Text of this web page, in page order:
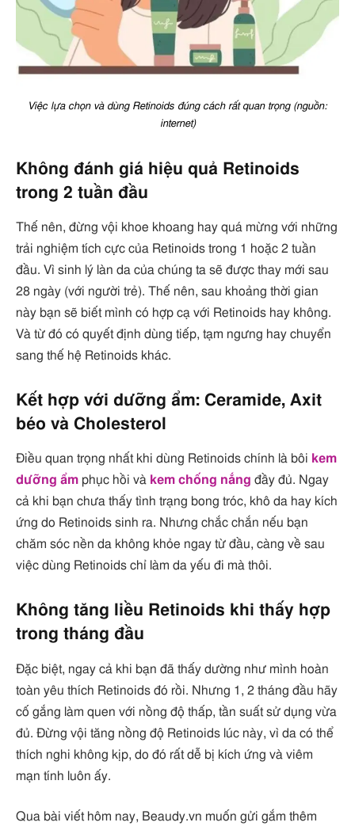
Việc lựa chọn và dùng Retinoids đúng cách rất quan trọng (nguồn:
internet)
Không đánh giá hiệu quả Retinoids
trong 2 tuần đầu
Thế nên, đừng vội khoe khoang hay quá mừng với những
trải nghiệm tích cực của Retinoids trong 1 hoặc 2 tuần
đầu. Vì sinh lý làn da của chúng ta sẽ được thay mới sau
28 ngày (với người trẻ). Thế nên, sau khoảng thời gian
này bạn sẽ biết mình có hợp cạ với Retinoids hay không.
Và từ đó có quyết định dùng tiếp, tạm ngưng hay chuyển
sang thế hệ Retinoids khác.
Kết hợp với dưỡng ẩm: Ceramide, Axit
béo và Cholesterol
Điều quan trọng nhất khi dùng Retinoids chính là bôi kem
dưỡng ẩm phục hồi và kem chống nắng đầy đủ. Ngay
cả khi bạn chưa thấy tình trạng bong tróc, khô da hay kích
ứng do Retinoids sinh ra. Nhưng chắc chắn nếu bạn
chăm sóc nền da không khỏe ngay từ đầu, càng về sau
việc dùng Retinoids chỉ làm da yếu đi mà thôi.
Không tăng liều Retinoids khi thấy hợp
trong tháng đầu
Đặc biệt, ngay cả khi bạn đã thấy dường như mình hoàn
toàn yêu thích Retinoids đó rồi. Nhưng 1, 2 tháng đầu hãy
cố gắng làm quen với nồng độ thấp, tần suất sử dụng vừa
đủ. Đừng vội tăng nồng độ Retinoids lúc này, vì da có thể
thích nghi không kịp, do đó rất dễ bị kích ứng và viêm
mạn tính luôn ấy.
Qua bài viết hôm nay, Beaudy.vn muốn gửi gắm thêm